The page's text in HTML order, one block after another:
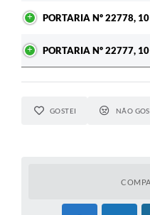
PORTARIA Nº 22778,
PORTARIA Nº 22777,
GOSTEI NÃO